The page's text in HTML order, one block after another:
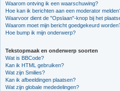
Waarom ontving ik een waarschuwing?
Hoe kan ik berichten aan een moderator
Waarvoor dient de "Opslaan"-knop bij het
Waarom moet mijn bericht goedgekeurd
Hoe bump ik mijn onderwerp?
Tekstopmaak en onderwerp soorten
Wat is BBCode?
Kan ik HTML gebruiken?
Wat zijn Smilies?
Kan ik afbeeldingen plaatsen?
Wat zijn globale mededelingen?